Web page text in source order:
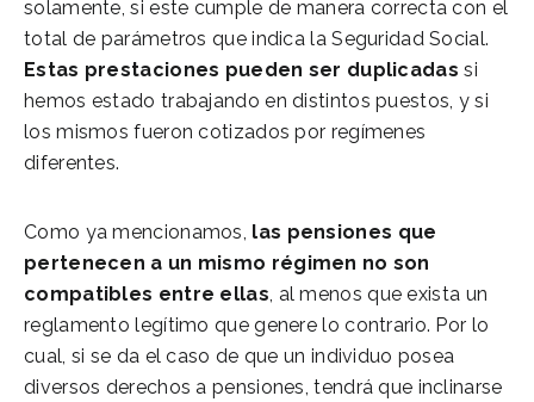
solamente, si este cumple de manera correcta con el
total de parámetros que indica la Seguridad Social.
Estas prestaciones pueden ser duplicadas si
hemos estado trabajando en distintos puestos, y si
los mismos fueron cotizados por regímenes
diferentes.
Como ya mencionamos, las pensiones que
pertenecen a un mismo régimen no son
compatibles entre ellas, al menos que exista un
reglamento legítimo que genere lo contrario. Por lo
cual, si se da el caso de que un individuo posea
diversos derechos a pensiones, tendrá que inclinarse